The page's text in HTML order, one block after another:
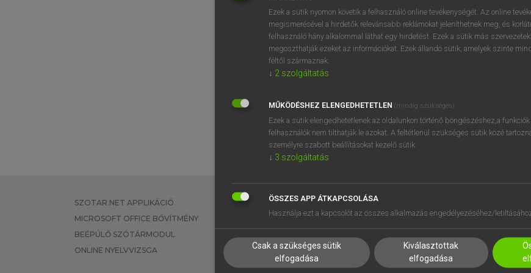
SZOTAR.NET APPLIKÁCIÓ
MICROSOFT OFFICE BŐVÍTMÉNY
BEÉPÜLŐ SZÓTÁRMODUL
ONLINE NYELVVIZSGA
EGYÉNI FELHASZNÁLÓKNAK
TANULÓKNAK
VÁLLALATI MEGOLDÁSOK
SÚGÓ
RÓLUNK
SÜTI BEÁLLÍTÁSOK
Ezek a sütik nyomon követik a felhasználó online tevékenységét. Az online
megismerésével a hirdetők relevánsabb reklámokat jeleníthetnek meg, és
felhasználó hány alkalommal láthat egy hirdetést. Ezek a sütik más
megoszthatják ezeket az információkat. Ezek állandó sütik, amelyek szinte
féltől származnak.
↓ 2 szolgáltatás
MŰKÖDÉSHEZ ELENGEDHETETLEN (mindig szükséges)
Ezek a sütik elengedhetetlenek az oldalunkon történő böngészéshez,a
felhasználók nem tilthatják le azokat. A feltétlenül szükséges sütik közé
személyre szabott beállításokat kezelő sütik.
↓ 3 szolgáltatás
ÖSSZES APP ÁTKAPCSOLÁSA
Használja ezt a kapcsolót az összes alkalmazás engedélyezéséhez/
Csak a szükséges sütik
elfogadása
Kiválasztottak
elfogadása